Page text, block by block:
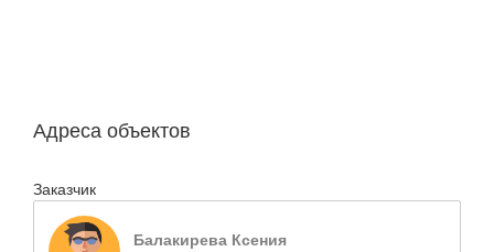
Адреса объектов
Заказчик
Балакирева Ксения